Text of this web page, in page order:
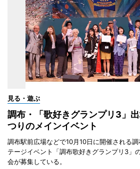
見る・遊ぶ
調布・「歌好きグランプリ3」
つりのメインイベント
調布駅前広場などで10月10日に開催される
テージイベント「調布歌好きグランプリ3」
会が募集している。